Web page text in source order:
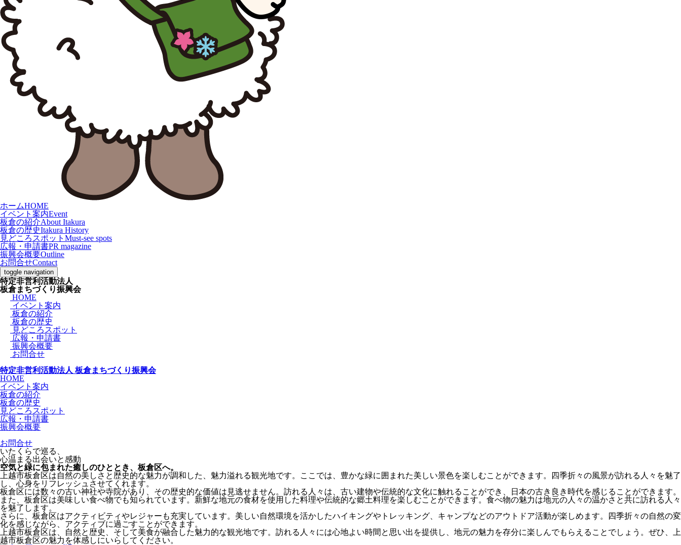
ホームHOME
イベント案内Event
板倉の紹介About Itakura
板倉の歴史Itakura History
見どころスポット Must-see spots
広報・申請書PR magazine
振興会概要Outline
お問合せContact
toggle navigation
特定非営利活動法人
板倉まちづくり振興会
HOME
イベント案内
板倉の紹介
板倉の歴史
見どころスポット
広報・申請書
振興会概要
お問合せ
特定非営利活動法人 板倉まちづくり振興会
HOME
イベント案内
板倉の紹介
板倉の歴史
見どころスポット
広報・申請書
振興会概要
お問合せ
いたくらで巡る、
心温まる出会いと感動
空気と緑に包まれた癒しのひととき、板倉区へ。
上越市板倉区は自然の美しさと歴史的な魅力が調和した、魅力溢れる観光地です。ここでは、豊かな緑に囲まれた美しい景色を楽しむことができます。四季折々の風景が訪れる人々を魅了
し、心身をリフレッシュさせてくれます。
板倉区には数々の古い神社や寺院があり、その歴史的な価値は見逃せません。訪れる人々は、古い建物や伝統的な文化に触れることができ、日本の古き良き時代を感じることができます。
また、板倉区は美味しい食べ物でも知られています。新鮮な地元の食材を使用した料理や伝統的な郷土料理を楽しむことができます。食べ物の魅力は地元の人々の温かさと共に訪れる人々
を魅了します。
さらに、板倉区はアクティビティやレジャーも充実しています。美しい自然環境を活かしたハイキングやトレッキング、キャンプなどのアウトドア活動が楽しめます。四季折々の自然の変
化を感じながら、アクティブに過ごすことができます。
上越市板倉区は、自然と歴史、そして美食が融合した魅力的な観光地です。訪れる人々には心地よい時間と思い出を提供し、地元の魅力を存分に楽しんでもらえることでしょう。ぜひ、上
越市板倉区の魅力を体感しにいらしてください。